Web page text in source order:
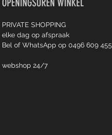
OPENINGSUREN WINKEL
PRIVATE SHOPPING
elke dag op afspraak
Bel of WhatsApp op 0496 609 455
webshop 24/7